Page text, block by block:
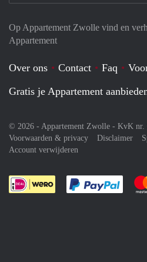
Op Appartement Zwolle vind en
Appartement
Over ons Contact Faq
Gratis je Appartement
© 2026 - Appartement Zwolle - KvK nr.
Voorwaarden & privacy
Disclaimer
Account verwijderen
Je